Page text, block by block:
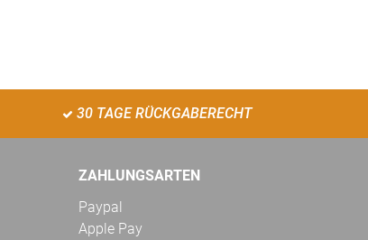
30 TAGE RÜCKGABERECHT
ZAHLUNGSARTEN
Paypal
Apple Pay